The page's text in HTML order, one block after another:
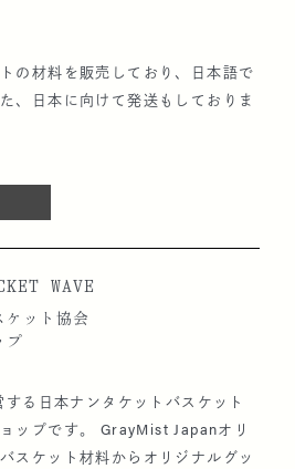
の材料を販売しており、日本語で
、日本に向けて発送もしておりま
WAVE
ケット協会
プ
る日本ナンタケットバスケット
ップです。 GrayMist Japanオリ
スケット材料からオリジナルグッ